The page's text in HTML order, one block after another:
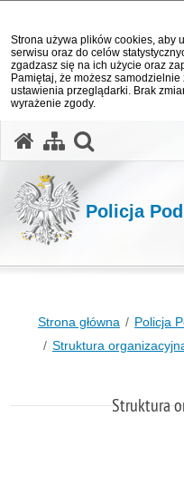
Strona używa plików cookies, aby
serwisu oraz do celów
zgadzasz się na ich użycie oraz
Pamiętaj, że możesz
ustawienia przeglądarki. Brak
wyrażenie zgody.
Policja
Strona główna
Policja
Struktura
Struktura